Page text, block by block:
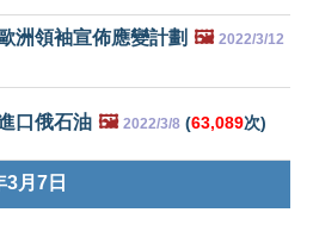
洲領袖宣佈應變計劃 🖼️ 2022/3/12
口俄石油 🖼️ 2022/3/8 (63,089次)
3月7日